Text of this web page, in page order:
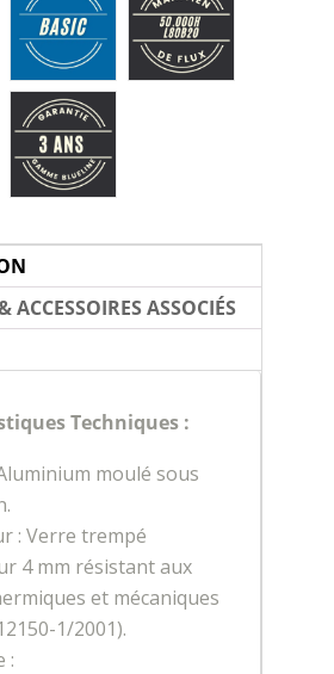
ACCESSOIRES ASSOCIÉS
Techniques :
moulé sous
: Verre trempé
4 mm résistant aux
et mécaniques
1/2001).
: